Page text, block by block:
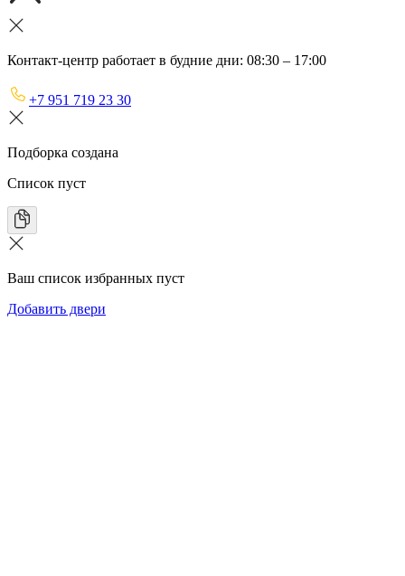
Контакт-центр работает в будние дни: 08:30 – 17:00
+7 951 719 23 30
Подборка создана
Список пуст
Ваш список избранных пуст
Добавить двери